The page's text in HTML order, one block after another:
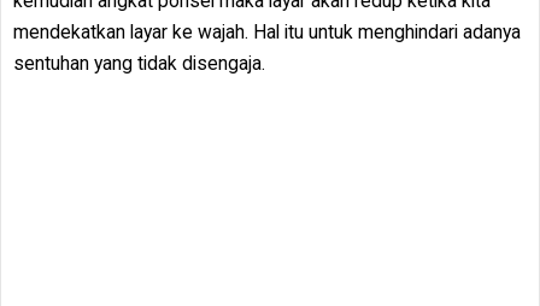
mendekatkan layar ke wajah. Hal itu untuk menghindari adanya
sentuhan yang tidak disengaja.